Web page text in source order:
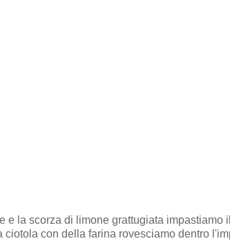
e la scorza di limone grattugiata impastiamo
con della farina rovesciamo dentro